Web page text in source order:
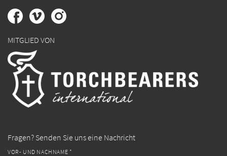
MITGLIED VON
Fragen? Senden Sie uns eine Nachricht
VOR- UND NACHNAME *